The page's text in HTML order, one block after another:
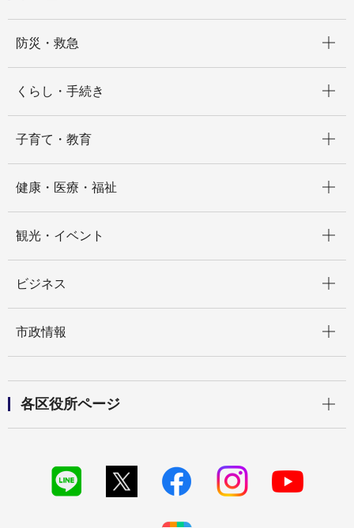
防災・救急
くらし・手続き
子育て・教育
健康・医療・福祉
観光・イベント
ビジネス
市政情報
各区役所ページ